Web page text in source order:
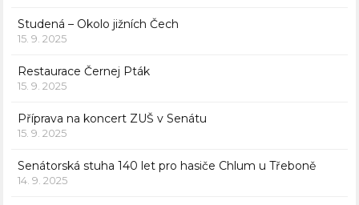
Studená – Okolo jižních Čech
15. 9. 2025
Restaurace Černej Pták
15. 9. 2025
Příprava na koncert ZUŠ v Senátu
15. 9. 2025
Senátorská stuha 140 let pro hasiče Chlum u Třeboně
14. 9. 2025